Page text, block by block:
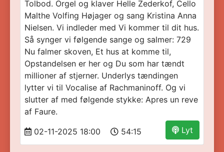
Tolbod. Orgel og klaver Helle Zederkof, Cello
Malthe Volfing Højager og sang Kristina Anna
Nielsen. Vi indleder med Vi kommer til dit hus.
Så synger vi følgende sange og salmer: 729
Nu falmer skoven, Et hus at komme til,
Opstandelsen er her og Du som har tændt
millioner af stjerner. Underlys tændingen
lytter vi til Vocalise af Rachmaninoff. Og vi
slutter af med følgende stykke: Apres un reve
af Faure.
Lyt
02-11-2025 18:00 54:15